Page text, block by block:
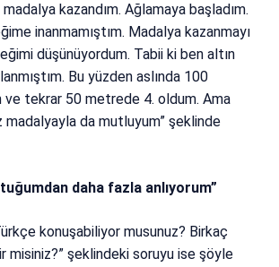
kazandım. Ağlamaya başladım.
inanmamıştım. Madalya kazanmayı
düşünüyordum. Tabii ki ben altın
Bu yüzden aslında 100
tekrar 50 metrede 4. oldum. Ama
madalyayla da mutluyum” şeklinde
daha fazla anlıyorum”
konuşabiliyor musunuz? Birkaç
misiniz?” şeklindeki soruyu ise şöyle